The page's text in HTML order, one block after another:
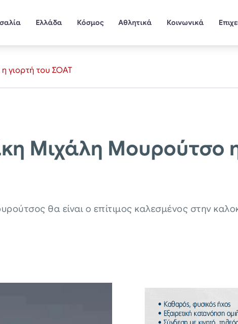
Ελλάδα Κόσμος Αθλητικά Κοινωνικά
γιορτή του ΣΟΑΤ
Μιχάλη Μουρούτσο
θα είναι ο επίτιμος καλεσμένος στην